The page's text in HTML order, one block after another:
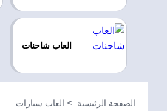
العاب شاحنات
الصفحة الرئيسية العاب سيارات